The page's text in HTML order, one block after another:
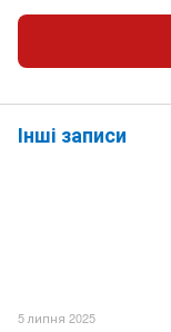
Інші записи
5 липня 2025